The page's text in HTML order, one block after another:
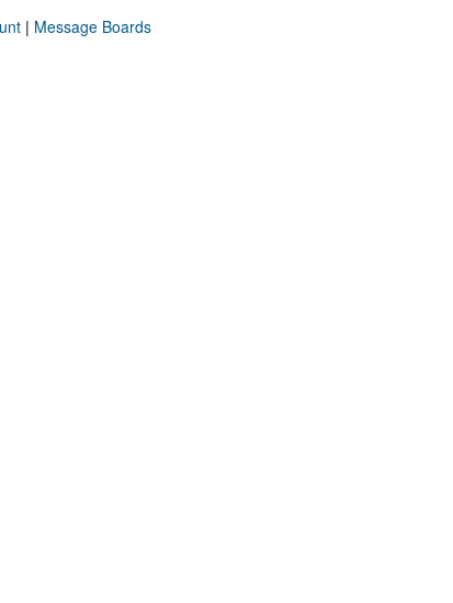
| Message Boards